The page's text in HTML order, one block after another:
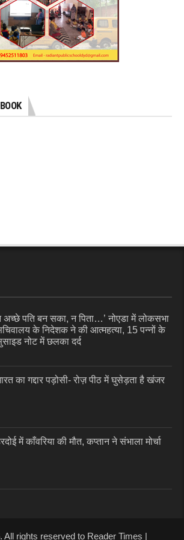
अच्छे पति बन सका, न पिता…’ नोएडा में लोकसभा
के निदेशक ने की आत्महत्या, 15 पन्नों के
नोट में छलका दर्द
का गद्दार पड़ोसी- रोज़ पीठ में घुसेड़ता है खंजर
में काँवरिया की मौत, कप्तान ने संभाला मोर्चा
rights reserved to Reader Times |